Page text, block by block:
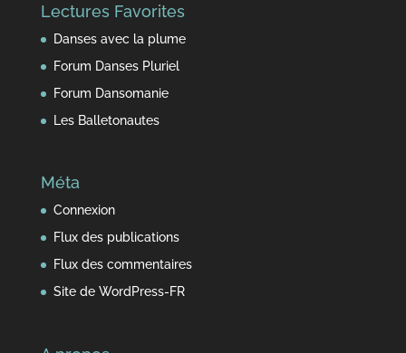
temps
Lectures Favorites
Danses avec la plume
Forum Danses Pluriel
Forum Dansomanie
Les Balletonautes
Méta
Connexion
Flux des publications
Flux des commentaires
Site de WordPress-FR